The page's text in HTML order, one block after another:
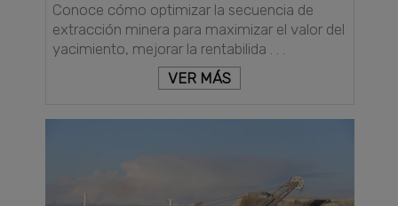
Conoce cómo optimizar la secuencia de
extracción minera para maximizar el valor del
yacimiento, mejorar la rentabilida . . .
VER MÁS